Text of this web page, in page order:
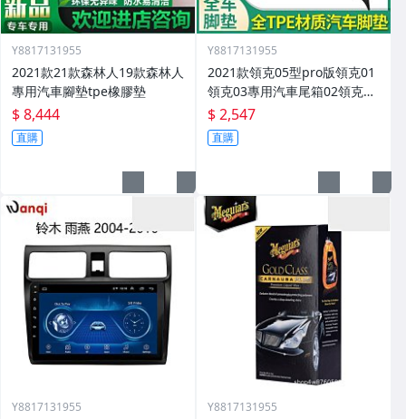
Y8817131955
2021款21款森林人19款森林人
專用汽車腳墊tpe橡膠墊
$ 8,444
直購
Y8817131955
2021款領克05型pro版領克01
領克03專用汽車尾箱02領克03
腳墊
$ 2,547
直購
Y8817131955 Y8817131955